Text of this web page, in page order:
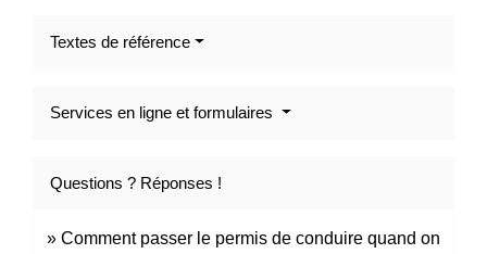
Textes de référence
Services en ligne et formulaires
Questions ? Réponses !
Comment passer le permis de conduire quand on